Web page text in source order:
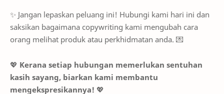
✨ Jangan lepaskan peluang ini! Hubungi kami hari ini dan
saksikan bagaimana copywriting kami mengubah cara
orang melihat produk atau perkhidmatan anda. 💌
💖 Kerana setiap hubungan memerlukan sentuhan
kasih sayang, biarkan kami membantu
mengekspresikannya! 💖